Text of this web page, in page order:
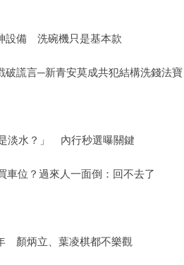
設備 洗碗機只是基本款
破謊言─新青安莫成共犯結構洗錢法寶
淡水？」 內行秒選曝關鍵
車位？過來人一面倒：回不去了
顏炳立、葉凌棋都不樂觀